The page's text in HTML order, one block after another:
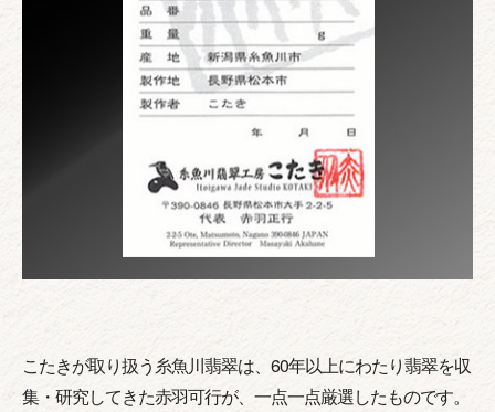
こたきが取り扱う糸魚川翡翠は、60年以上にわたり翡翠を収
集・研究してきた赤羽可行が、一点一点厳選したものです。